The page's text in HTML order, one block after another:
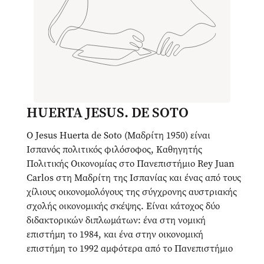
HUERTA JESUS. DE SOTO
O Jesus Huerta de Soto (Μαδρίτη 1950) είναι
Ισπανός πολιτικός φιλόσοφος, Καθηγητής
Πολιτικής Οικονομίας στο Πανεπιστήμιο Rey Juan
Carlos στη Μαδρίτη της Ισπανίας και ένας από τους
χίλιους οικονομολόγους της σύγχρονης αυστριακής
σχολής οικονομικής σκέψης. Είναι κάτοχος δύο
διδακτορικών διπλωμάτων: ένα στη νομική
επιστήμη το 1984, και ένα στην οικονομική
επιστήμη το 1992 αμφότερα από το Πανεπιστήμιο